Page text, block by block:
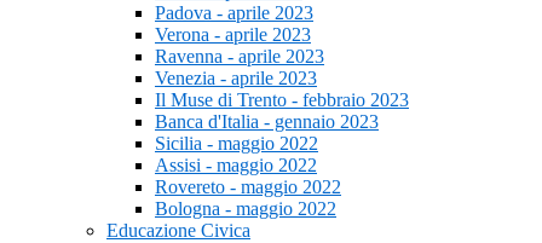
Padova - aprile 2023
Verona - aprile 2023
Ravenna - aprile 2023
Venezia - aprile 2023
Il Muse di Trento - febbraio 2023
Banca d'Italia - gennaio 2023
Sicilia - maggio 2022
Assisi - maggio 2022
Rovereto - maggio 2022
Bologna - maggio 2022
Educazione Civica